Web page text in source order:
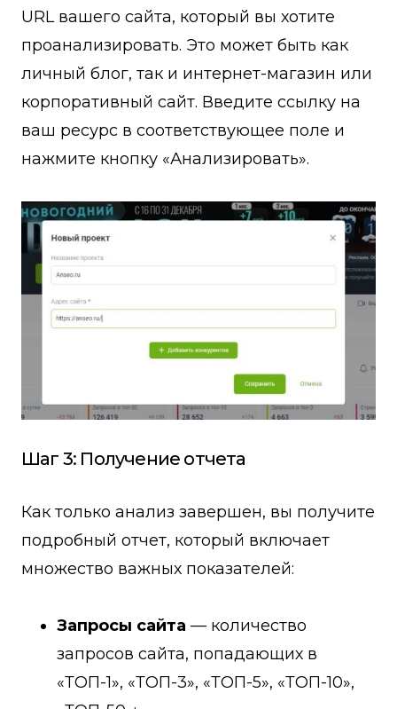
URL вашего сайта, который вы хотите
проанализировать. Это может быть как
личный блог, так и интернет-магазин или
корпоративный сайт. Введите ссылку на
ваш ресурс в соответствующее поле и
нажмите кнопку «Анализировать».
Шаг 3: Получение отчета
Как только анализ завершен, вы получите
подробный отчет, который включает
множество важных показателей:
Запросы сайта — количество
запросов сайта, попадающих в
«ТОП-1», «ТОП-3», «ТОП-5», «ТОП-10»,